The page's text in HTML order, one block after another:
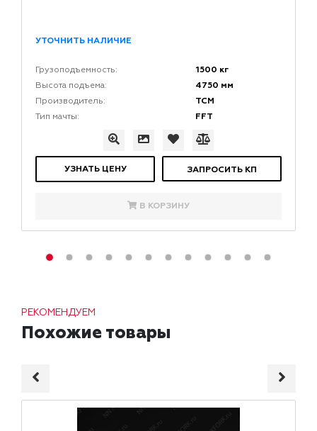
УТОЧНИТЬ НАЛИЧИЕ
Грузоподъемность: 1500 кг
Высота подъема: 4750 мм
Производитель: TCM
Тип мачты: FFT
УЗНАТЬ ЦЕНУ ЗАПРОСИТЬ КП
В КОРЗИНУ
РЕКОМЕНДУЕМ
Похожие товары